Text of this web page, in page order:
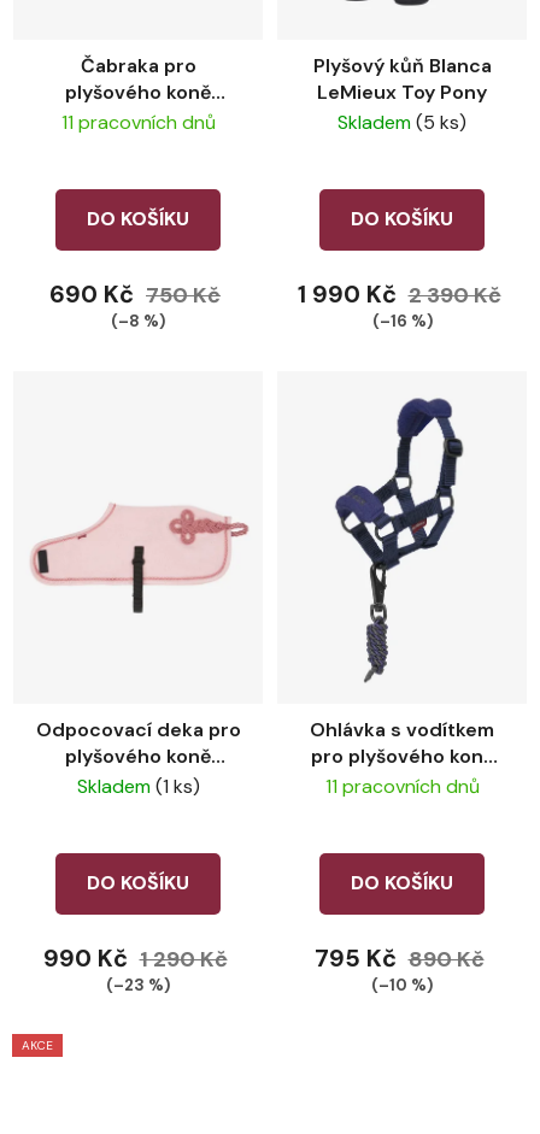
Čabraka pro
plyšového koně
LeMieux Hood
11 pracovních dnů
DO KOŠÍKU
690 Kč 750 Kč
(–8 %)
Plyšový kůň Blanca
LeMieux Toy Pony
Skladem(5 ks)
DO KOŠÍKU
1 990 Kč 2 390 Kč
(–16 %)
Odpocovací deka pro
plyšového koně
LeMieux Blossom
Skladem(1 ks)
DO KOŠÍKU
990 Kč 1 290 Kč
(–23 %)
Ohlávka s vodítkem
pro plyšového koně
LeMieux Ink Blue
11 pracovních dnů
DO KOŠÍKU
795 Kč 890 Kč
(–10 %)
AKCE